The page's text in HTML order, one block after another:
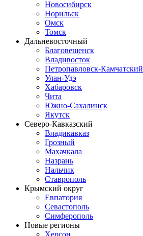
Новосибирск
Норильск
Омск
Томск
Дальневосточный
Благовещенск
Владивосток
Петропавловск-Камчатский
Улан-Удэ
Хабаровск
Чита
Южно-Сахалинск
Якутск
Северо-Кавказский
Владикавказ
Грозный
Махачкала
Назрань
Нальчик
Ставрополь
Крымский округ
Евпатория
Севастополь
Симферополь
Новые регионы
Херсон